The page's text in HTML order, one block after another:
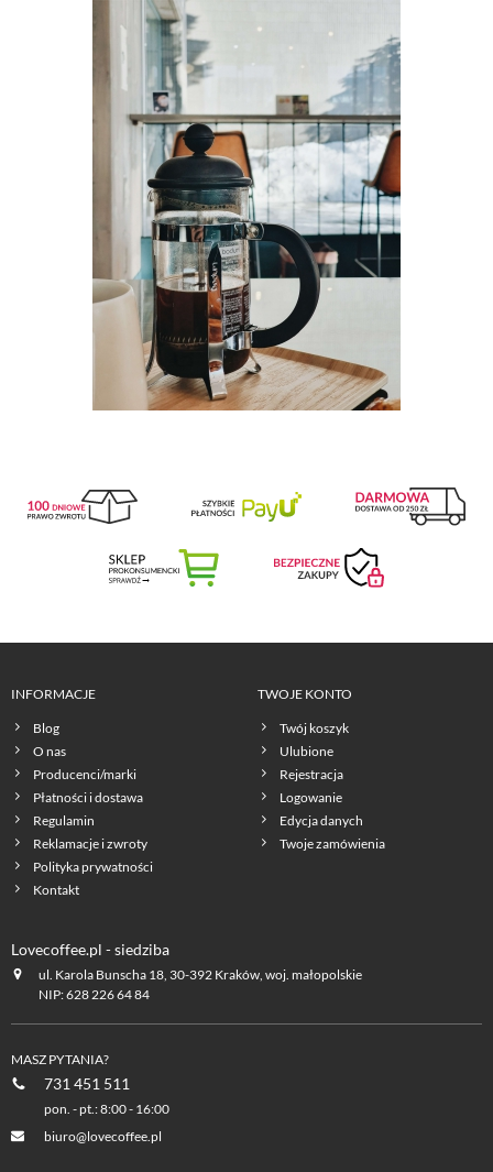
INFORMACJE
Blog
O nas
Producenci/marki
Płatności i dostawa
Regulamin
Reklamacje i zwroty
Polityka prywatności
Kontakt
TWOJE KONTO
Twój koszyk
Ulubione
Rejestracja
Logowanie
Edycja danych
Twoje zamówienia
Lovecoffee.pl - siedziba
ul. Karola Bunscha 18, 30-392 Kraków, woj. małopolskie
NIP: 628 226 64 84
MASZ PYTANIA?
731 451 511
pon. - pt.: 8:00 - 16:00
biuro@lovecoffee.pl